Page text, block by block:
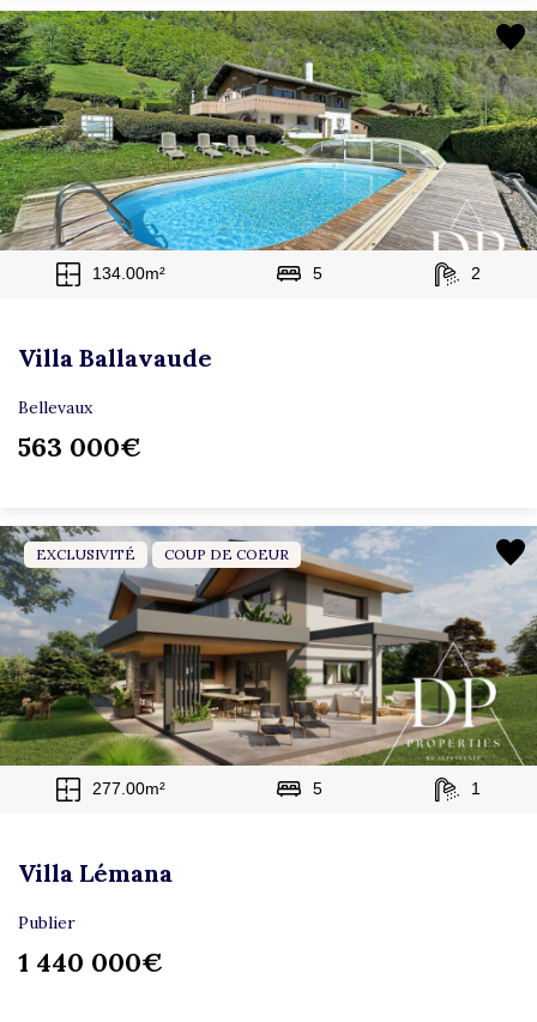
134.00m² 5 2
Villa Ballavaude
Bellevaux
563 000€
EXCLUSIVITÉ COUP DE COEUR
277.00m² 5 1
Villa Lémana
Publier
1 440 000€